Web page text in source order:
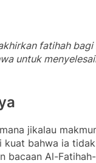
fatihah
untuk
jikalau
kuat bahwa ia
bacaan Al-